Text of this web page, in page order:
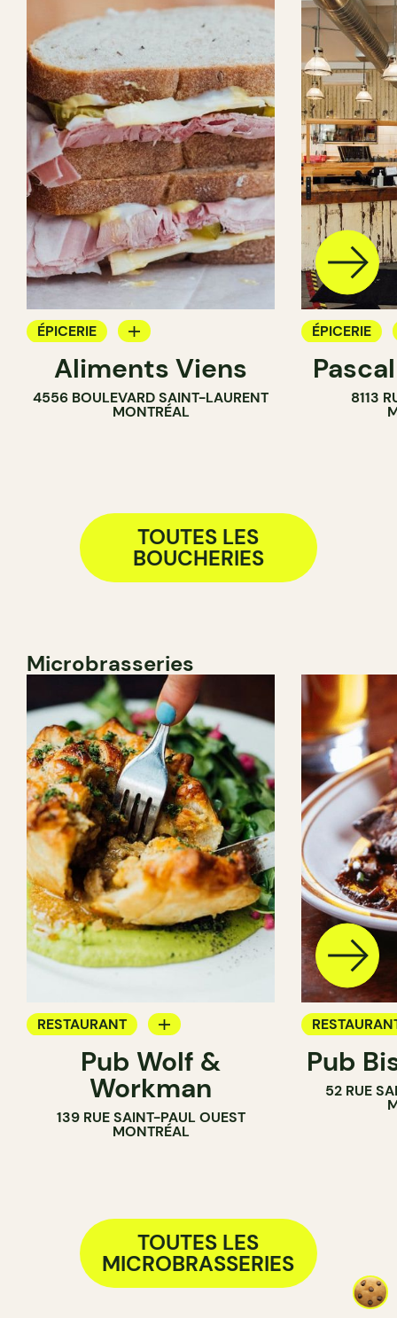
ÉPICERIE
COMPTOIR
BOUCHER
Aliments Viens
4556 BOULEVARD SAINT-LAURENT
MONTRÉAL
ÉPICERIE
COMPTOIR
BOUCHER
8113
TOUTES LES
BOUCHERIES
Microbrasseries
RESTAURANT
BRASSERIEPub Wolf &
Workman
139 RUE SAINT-PAUL OUEST
MONTRÉAL
BAR
BRASSERIE
Pub
52 RUE
TOUTES LES
MICROBRASSERIES